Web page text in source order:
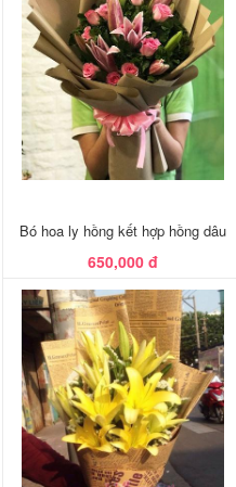
Bó hoa ly hồng kết hợp hồng dâu
650,000 đ